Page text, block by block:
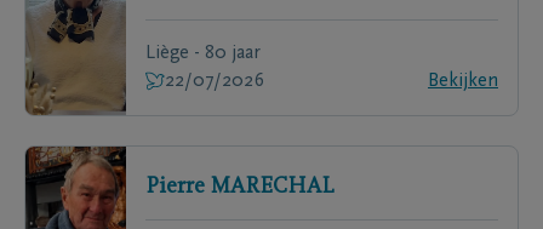
Liège - 80 jaar
22/07/2026
Bekijken
Pierre MARECHAL